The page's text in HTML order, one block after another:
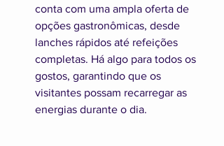
conta com uma ampla oferta de
opções gastronômicas, desde
lanches rápidos até refeições
completas. Há algo para todos os
gostos, garantindo que os
visitantes possam recarregar as
energias durante o dia.